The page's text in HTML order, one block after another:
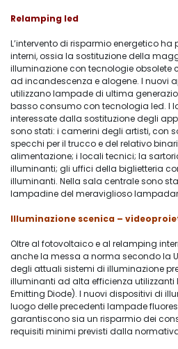
Relamping led
L’intervento di risparmio energetico
interni, ossia la sostituzione della
illuminazione con tecnologie obsolete
ad incandescenza e alogene. I nuovi
utilizzano lampade di ultima
basso consumo con tecnologia led. I
interessate dalla sostituzione degli
sono stati: i camerini degli artisti, con
specchi per il trucco e del relativo
alimentazione; i locali tecnici; la
illuminanti; gli uffici della biglietteria
illuminanti. Nella sala centrale sono
lampadine del meraviglioso
Illuminazione scenica –
Oltre al fotovoltaico e al relamping
anche la messa a norma secondo la
degli attuali sistemi di illuminazione
illuminanti ad alta efficienza utilizzanti
Emitting Diode). I nuovi dispositivi di
luogo delle precedenti lampade
garantiscono sia un risparmio dei
requisiti minimi previsti dalla